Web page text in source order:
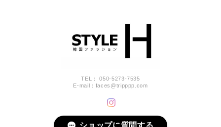
TEL： 050-5273-7535
E-mail： faces@tripppp.com
ショップに質問する